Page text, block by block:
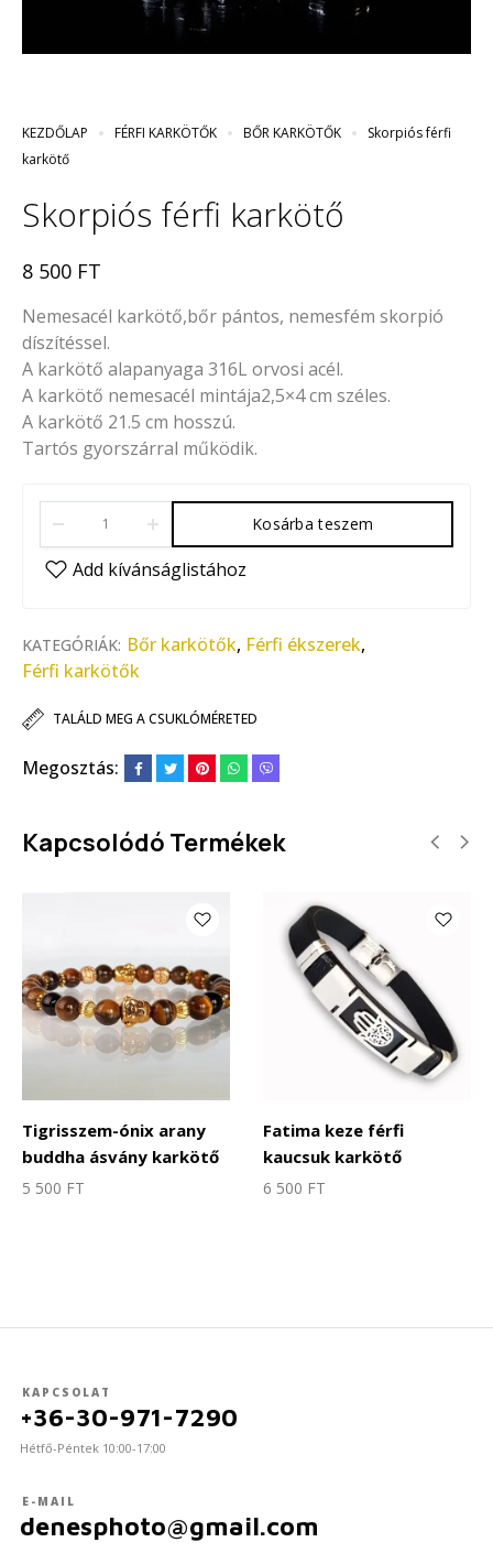
KEZDŐLAP FÉRFI KARKÖTŐK BŐR KARKÖTŐK
Skorpiós férfi
karkötő
Skorpiós férfi karkötő
8 500 FT
Nemesacél karkötő,bőr pántos, nemesfém skorpió
díszítéssel.
A karkötő alapanyaga 316L orvosi acél.
A karkötő nemesacél mintája2,5×4 cm széles.
A karkötő 21.5 cm hosszú.
Tartós gyorszárral működik.
Kosárba teszem
KATEGÓRIÁK: Bőr karkötők, Férfi ékszerek,
Férfi karkötők
TALÁLD MEG A CSUKLÓMÉRETED
Megosztás:
Kapcsolódó Termékek
Tigrisszem-ónix arany
buddha ásvány karkötő
5 500 FT
Fatima keze férfi
kaucsuk karkötő
6 500 FT
KAPCSOLAT
+36-30-971-7290
Hétfő-Péntek 10:00-17:00
E-MAIL
denesphoto@gmail.com